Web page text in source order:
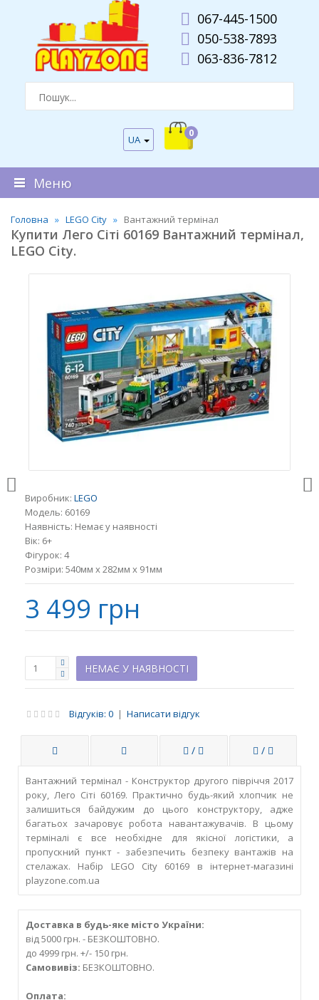
067-445-1500
050-538-7893
063-836-7812
UA
0
Меню
Головна LEGO City Вантажний термінал
Купити Лего Сіті 60169 Вантажний термінал,
LEGO City.
Виробник: LEGO
Модель: 60169
Наявність: Немає у наявності
Вік: 6+
Фігурок: 4
Розміри: 540мм x 282мм x 91мм
3 499 грн
НЕМАЄ У НАЯВНОСТІ
Відгуків: 0 | Написати відгук
/ /
Вантажний термінал - Конструктор другого півріччя 2017
року, Лего Сіті 60169. Практично будь-який хлопчик не
залишиться байдужим до цього конструктору, адже
багатьох зачаровує робота навантажувачів. В цьому
терміналі є все необхідне для якісної логістики, а
пропускний пункт - забезпечить безпеку вантажів на
стелажах. Набір LEGO City 60169 в інтернет-магазині
playzone.com.ua
Доставка в будь-яке місто України:
від 5000 грн. - БЕЗКОШТОВНО.
до 4999 грн. +/- 150 грн.
Самовивіз: БЕЗКОШТОВНО.
Оплата: